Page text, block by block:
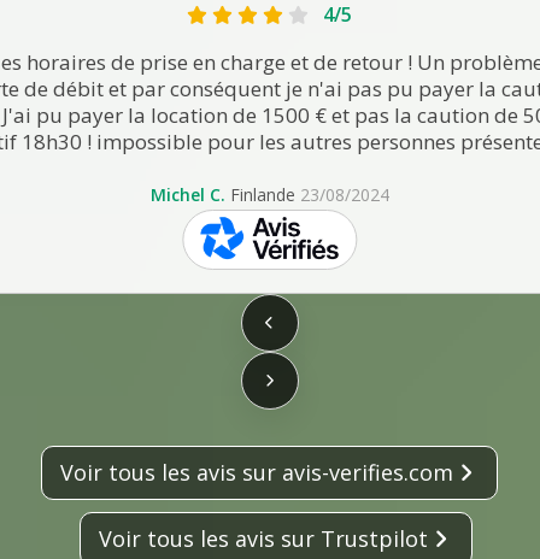
4/5
horaires de prise en charge et de retour ! Un
de débit et par conséquent je n'ai pas pu payer la
pu payer la location de 1500 € et pas la caution de
18h30 ! impossible pour les autres personnes
Michel C. Finlande 23/08/2024
skeepers
Voir tous les avis sur avis-verifies.com
Voir tous les avis sur Trustpilot